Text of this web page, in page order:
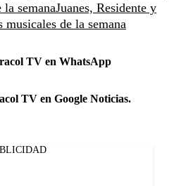
la semanaJuanes, Residente y
de la semana
TV en WhatsApp
TV en Google Noticias.